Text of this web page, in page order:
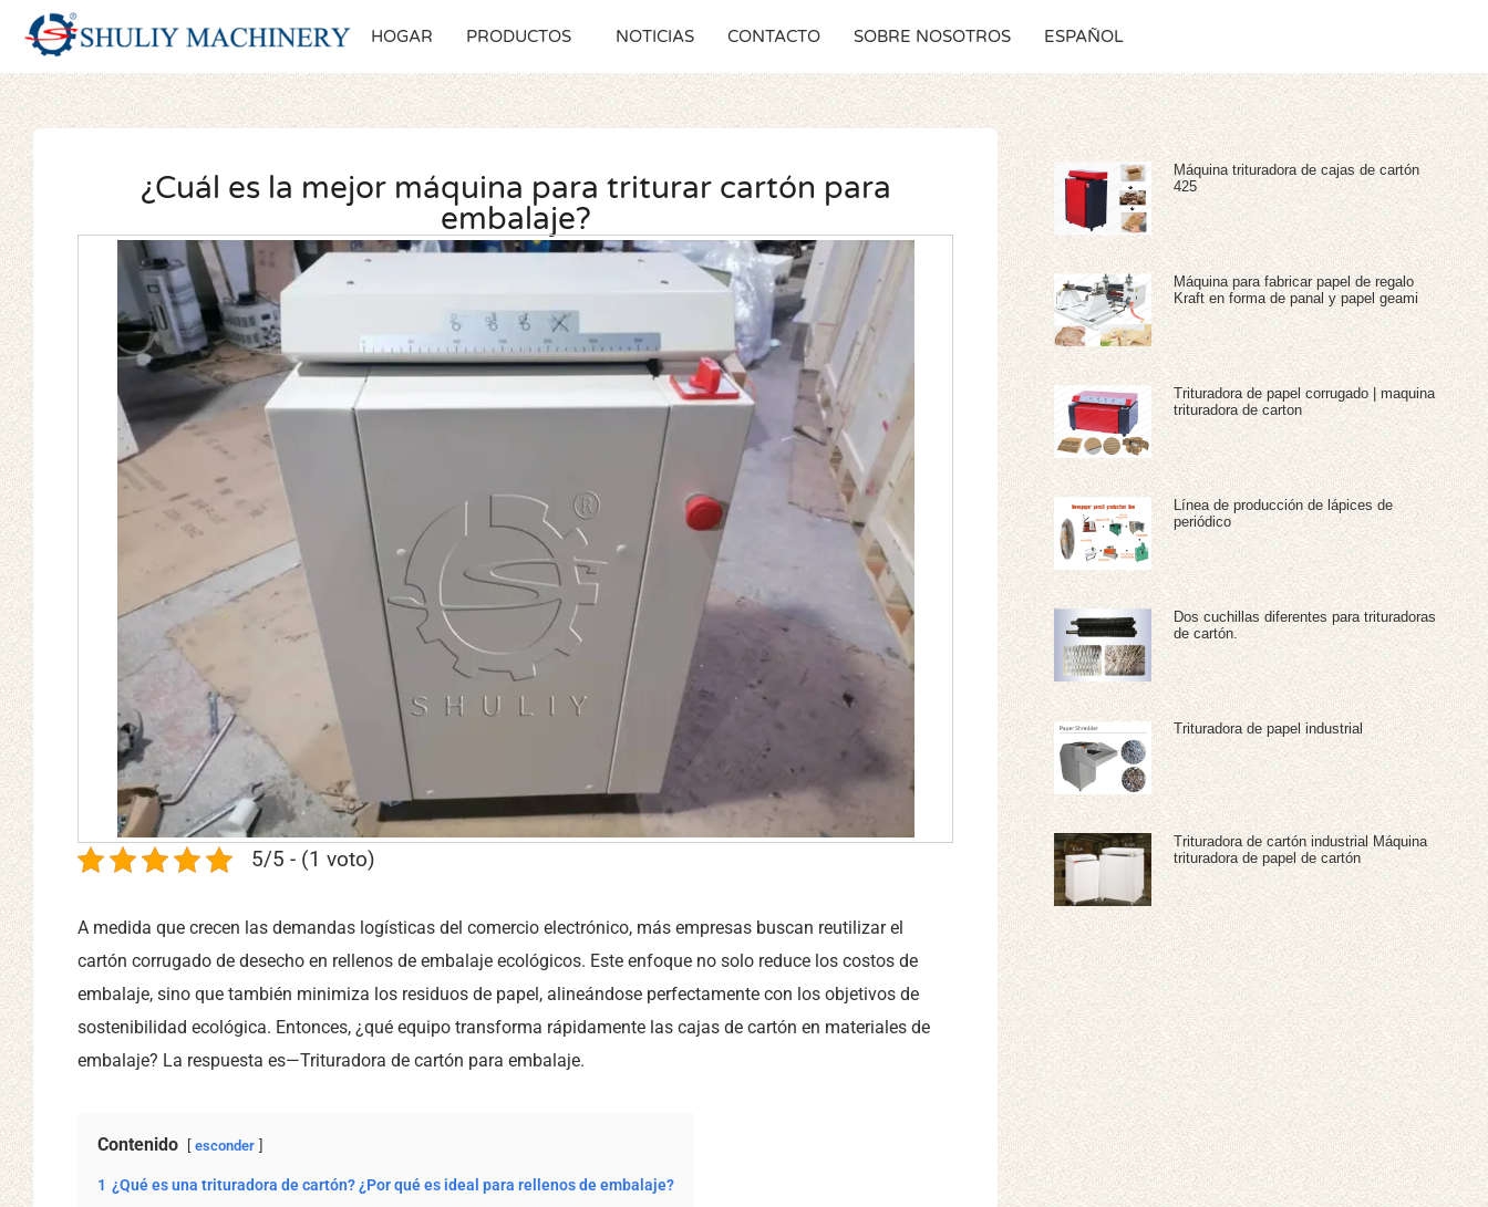
HOGAR PRODUCTOS NOTICIAS CONTACTO SOBRE NOSOTROS ESPAÑOL
¿Cuál es la mejor máquina para triturar cartón para
embalaje?
5/5 - (1 voto)
A medida que crecen las demandas logísticas del comercio electrónico, más empresas buscan reutilizar el
cartón corrugado de desecho en rellenos de embalaje ecológicos. Este enfoque no solo reduce los costos de
embalaje, sino que también minimiza los residuos de papel, alineándose perfectamente con los objetivos de
sostenibilidad ecológica. Entonces, ¿qué equipo transforma rápidamente las cajas de cartón en materiales de
embalaje? La respuesta es—Trituradora de cartón para embalaje.
Contenido esconder
1 ¿Qué es una trituradora de cartón? ¿Por qué es ideal para rellenos de embalaje?
Máquina trituradora de cajas de cartón
425
Máquina para fabricar papel de regalo
Kraft en forma de panal y papel geami
Trituradora de papel corrugado | maquina
trituradora de carton
Línea de producción de lápices de
periódico
Dos cuchillas diferentes para trituradoras
de cartón.
Trituradora de papel industrial
Trituradora de cartón industrial Máquina
trituradora de papel de cartón